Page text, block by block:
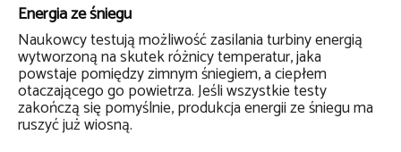
Energia ze śniegu
Naukowcy testują możliwość zasilania turbiny energią
wytworzoną na skutek różnicy temperatur, jaka
powstaje pomiędzy zimnym śniegiem, a ciepłem
otaczającego go powietrza. Jeśli wszystkie testy
zakończą się pomyślnie, produkcja energii ze śniegu ma
ruszyć już wiosną.